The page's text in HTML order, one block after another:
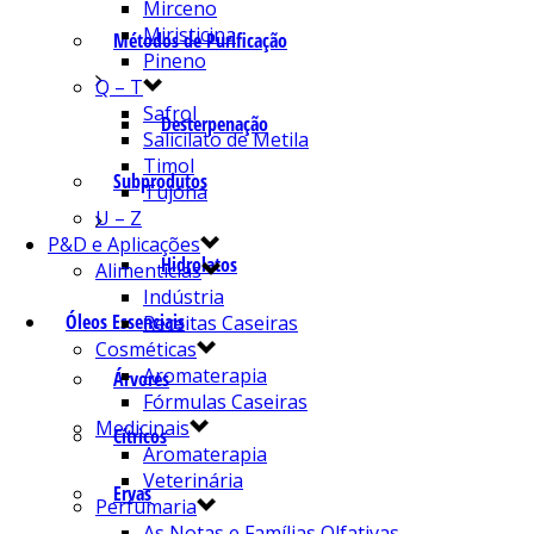
Métodos de Purificação
Desterpenação
Subprodutos
Hidrolatos
Óleos Essenciais
Árvores
Cítricos
Ervas
Mirceno
Miristicina
Pineno
Q – T
Safrol
Salicilato de Metila
Timol
Tujona
U – Z
P&D e Aplicações
Alimentícias
Indústria
Receitas Caseiras
Cosméticas
Aromaterapia
Fórmulas Caseiras
Medicinais
Aromaterapia
Veterinária
Perfumaria